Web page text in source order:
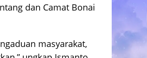
dan Camat Bonai
masyarakat,